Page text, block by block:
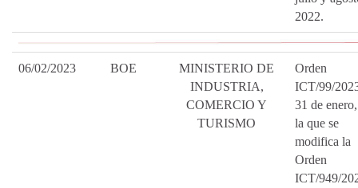
2022.
06/02/2023 BOE
MINISTERIO DE
INDUSTRIA,
COMERCIO Y
TURISMO
Orden
ICT/99/
31 de
la que se
modifica la
Orden
ICT/949/